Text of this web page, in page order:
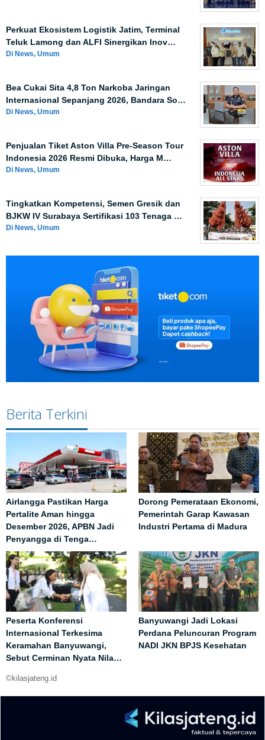
Perkuat Ekosistem Logistik Jatim, Terminal
Teluk Lamong dan ALFI Sinergikan Inov…
Di News, Umum
Bea Cukai Sita 4,8 Ton Narkoba Jaringan
Internasional Sepanjang 2026, Bandara So…
Di News, Umum
Penjualan Tiket Aston Villa Pre-Season Tour
Indonesia 2026 Resmi Dibuka, Harga M…
Di News, Umum
Tingkatkan Kompetensi, Semen Gresik dan
BJKW IV Surabaya Sertifikasi 103 Tenaga …
Di News, Umum
Berita Terkini
Airlangga Pastikan Harga
Pertalite Aman hingga
Desember 2026, APBN Jadi
Penyangga di Tenga…
Dorong Pemerataan Ekonomi,
Pemerintah Garap Kawasan
Industri Pertama di Madura
Peserta Konferensi
Internasional Terkesima
Keramahan Banyuwangi,
Sebut Cerminan Nyata Nila…
Banyuwangi Jadi Lokasi
Perdana Peluncuran Program
NADI JKN BPJS Kesehatan
©kilasjateng.id